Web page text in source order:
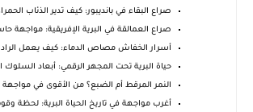
صراع البقاء في بانديبور: كيف تدير الذئاب
صراع العمالقة في البرية الإفريقية: مواجهة
أسرار الخفاش مصاص الدماء: كيف يعمل
حياة البرية تحت المجهر الرقمي: أبعاد السلوك
النمر المرقط أم الضبع؟ من الأقوى في مواجهة
أغرب مواجهة في تاريخ الحياة البرية: لحظة